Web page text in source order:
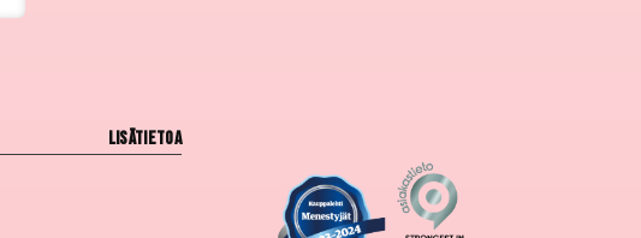
Lisätietoa